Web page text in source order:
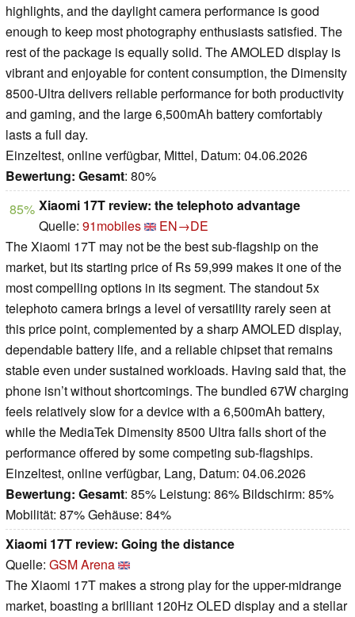
highlights, and the daylight camera performance is good
enough to keep most photography enthusiasts satisfied. The
rest of the package is equally solid. The AMOLED display is
vibrant and enjoyable for content consumption, the Dimensity
8500-Ultra delivers reliable performance for both productivity
and gaming, and the large 6,500mAh battery comfortably
lasts a full day.
Einzeltest, online verfügbar, Mittel, Datum: 04.06.2026
Bewertung: Gesamt: 80%
85% Xiaomi 17T review: the telephoto advantage
Quelle: 91mobiles
EN→DE
The Xiaomi 17T may not be the best sub-flagship on the
market, but its starting price of Rs 59,999 makes it one of the
most compelling options in its segment. The standout 5x
telephoto camera brings a level of versatility rarely seen at
this price point, complemented by a sharp AMOLED display,
dependable battery life, and a reliable chipset that remains
stable even under sustained workloads. Having said that, the
phone isn’t without shortcomings. The bundled 67W charging
feels relatively slow for a device with a 6,500mAh battery,
while the MediaTek Dimensity 8500 Ultra falls short of the
performance offered by some competing sub-flagships.
Einzeltest, online verfügbar, Lang, Datum: 04.06.2026
Bewertung: Gesamt: 85% Leistung: 86% Bildschirm: 85%
Mobilität: 87% Gehäuse: 84%
Xiaomi 17T review: Going the distance
Quelle: GSM Arena
The Xiaomi 17T makes a strong play for the upper-midrange
market, boasting a brilliant 120Hz OLED display and a stellar